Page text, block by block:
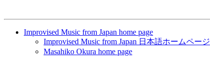
Improvised Music from Japan home page
Improvised Music from Japan 日本語ホームページ
Masahiko Okura home page